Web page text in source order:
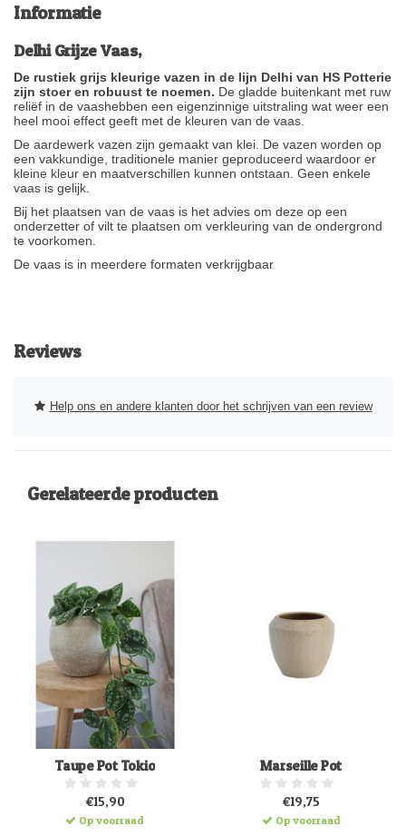
Informatie
Delhi Grijze Vaas,
De rustiek grijs kleurige vazen in de lijn Delhi van HS Potterie
zijn stoer en robuust te noemen. De gladde buitenkant met ruw
reliëf in de vaashebben een eigenzinnige uitstraling wat weer een
heel mooi effect geeft met de kleuren van de vaas.
De aardewerk vazen zijn gemaakt van klei. De vazen worden op
een vakkundige, traditionele manier geproduceerd waardoor er
kleine kleur en maatverschillen kunnen ontstaan. Geen enkele
vaas is gelijk.
Bij het plaatsen van de vaas is het advies om deze op een
onderzetter of vilt te plaatsen om verkleuring van de ondergrond
te voorkomen.
De vaas is in meerdere formaten verkrijgbaar
Reviews
Help ons en andere klanten door het schrijven van een review
Gerelateerde producten
Taupe Pot Tokio
€15,90
Op voorraad
Marseille Pot
€19,75
Op voorraad